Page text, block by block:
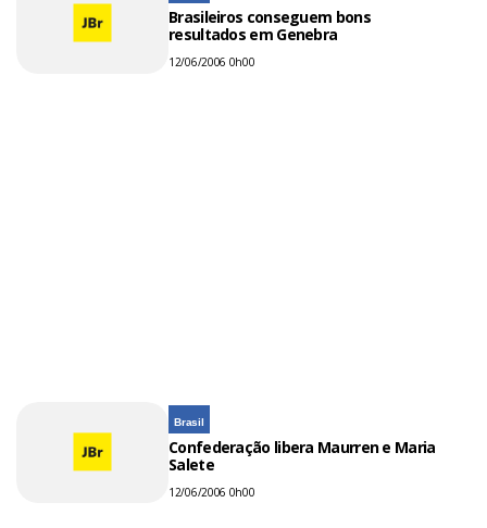
Brasileiros conseguem bons
resultados em Genebra
12/06/2006 0h00
Brasil
Confederação libera Maurren e Maria
Salete
12/06/2006 0h00